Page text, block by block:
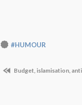
#HUMOUR
Budget, islamisation,